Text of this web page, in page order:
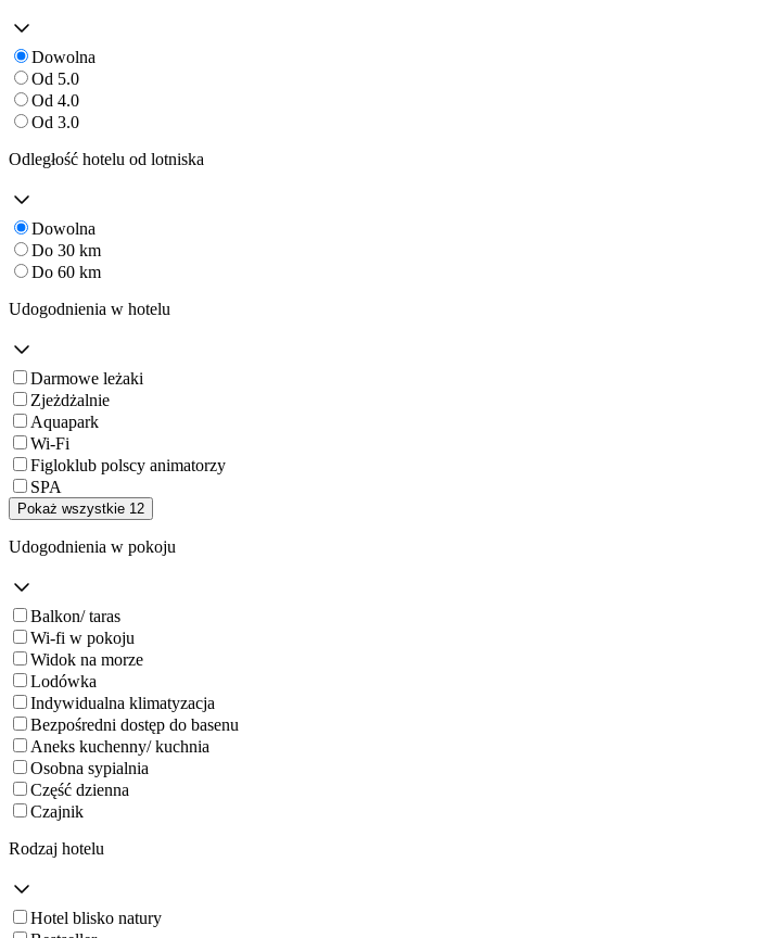
Dowolna
Od 5.0
Od 4.0
Od 3.0
Odległość hotelu od lotniska
Dowolna
Do 30 km
Do 60 km
Udogodnienia w hotelu
Darmowe leżaki
Zjeżdżalnie
Aquapark
Wi-Fi
Figloklub polscy animatorzy
SPA
Pokaż wszystkie 12
Udogodnienia w pokoju
Balkon/ taras
Wi-fi w pokoju
Widok na morze
Lodówka
Indywidualna klimatyzacja
Bezpośredni dostęp do basenu
Aneks kuchenny/ kuchnia
Osobna sypialnia
Część dzienna
Czajnik
Rodzaj hotelu
Hotel blisko natury